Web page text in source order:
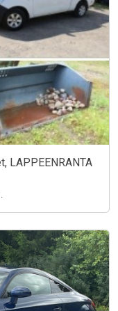
LAPPEENRANTA